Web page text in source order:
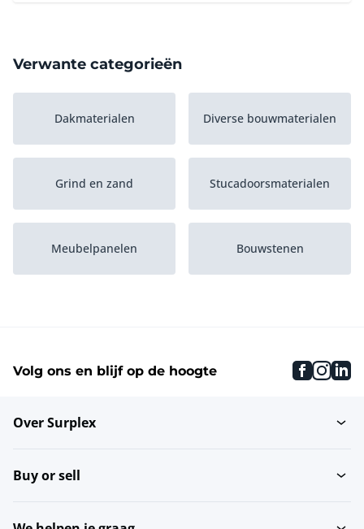
Verwante categorieën
Dakmaterialen Diverse bouwmaterialen
Grind en zand Stucadoorsmaterialen
Meubelpanelen Bouwstenen
Isolatie Bouwstoffen
Volg ons en blijf op de hoogte
Over Surplex
Buy or sell